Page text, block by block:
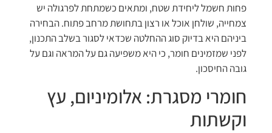
פחות חשמל ליחידת שטח, ומתאים כשמתחת לפרגולה יש
צמחייה, שולחן אוכל או רצון בתחושת מרחב פתוח. הבחירה
ביניהם היא בדיוק סוג ההחלטה שכדאי לסגור בשלב התכנון,
לפני שמזמינים חומר, כי היא משפיעה גם על המראה וגם על
גובה החיסכון.
חומרי מסגרת: אלומיניום, עץ
וקשתות